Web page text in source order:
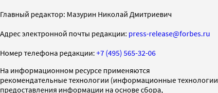
Главный редактор: Мазурин Николай Дмитриевич
Адрес электронной почты редакции: press-release@forbes.ru
Номер телефона редакции: +7 (495) 565-32-06
На информационном ресурсе применяются
рекомендательные технологии (информационные технологии
предоставления информации на основе сбора,